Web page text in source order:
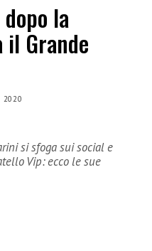
la
Grande
2020
si sfoga sui social e
Vip: ecco le sue